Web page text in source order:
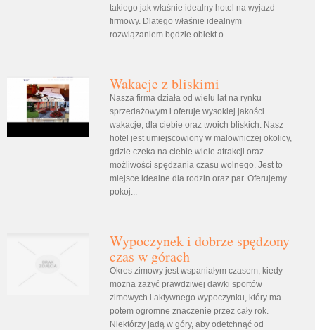
takiego jak właśnie idealny hotel na wyjazd
firmowy. Dlatego właśnie idealnym
rozwiązaniem będzie obiekt o ...
Wakacje z bliskimi
Nasza firma działa od wielu lat na rynku
sprzedażowym i oferuje wysokiej jakości
wakacje, dla ciebie oraz twoich bliskich. Nasz
hotel jest umiejscowiony w malowniczej okolicy,
gdzie czeka na ciebie wiele atrakcji oraz
możliwości spędzania czasu wolnego. Jest to
miejsce idealne dla rodzin oraz par. Oferujemy
pokoj...
Wypoczynek i dobrze spędzony
czas w górach
Okres zimowy jest wspaniałym czasem, kiedy
można zażyć prawdziwej dawki sportów
zimowych i aktywnego wypoczynku, który ma
potem ogromne znaczenie przez cały rok.
Niektórzy jadą w góry, aby odetchnąć od